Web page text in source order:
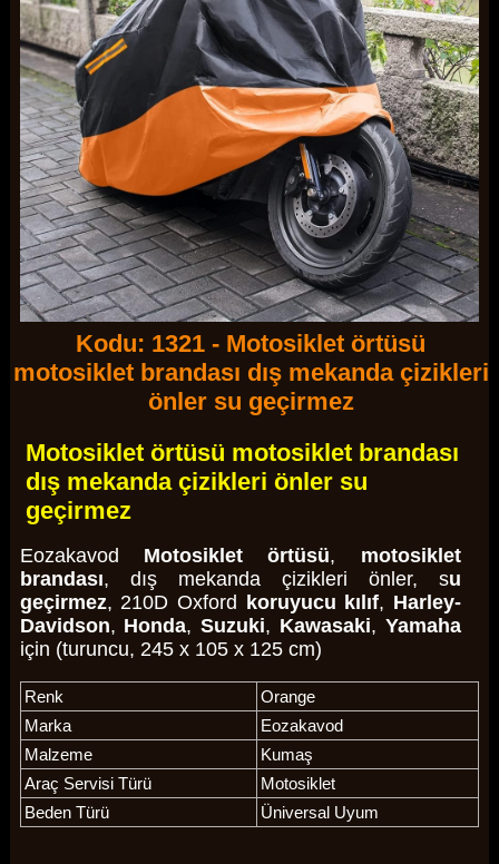
Kodu: 1321 - Motosiklet örtüsü
motosiklet brandası dış mekanda çizikleri
önler su geçirmez
Motosiklet örtüsü motosiklet brandası
dış mekanda çizikleri önler su
geçirmez
Eozakavod Motosiklet örtüsü, motosiklet
brandası, dış mekanda çizikleri önler, su
geçirmez, 210D Oxford koruyucu kılıf, Harley-
Davidson, Honda,Suzuki, Kawasaki, Yamaha
için (turuncu, 245 x 105 x 125 cm)
Renk
Orange
Marka
Eozakavod
Malzeme
Kumaş
Araç Servisi Türü
Motosiklet
Beden Türü
Üniversal Uyum